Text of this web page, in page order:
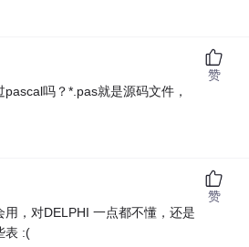
吗？*.pas就是源码文件，
赞
用，对DELPHI 一点都不懂，还是
表 :(
赞